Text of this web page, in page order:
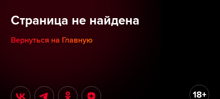
Страница не найдена
Вернуться на Главную